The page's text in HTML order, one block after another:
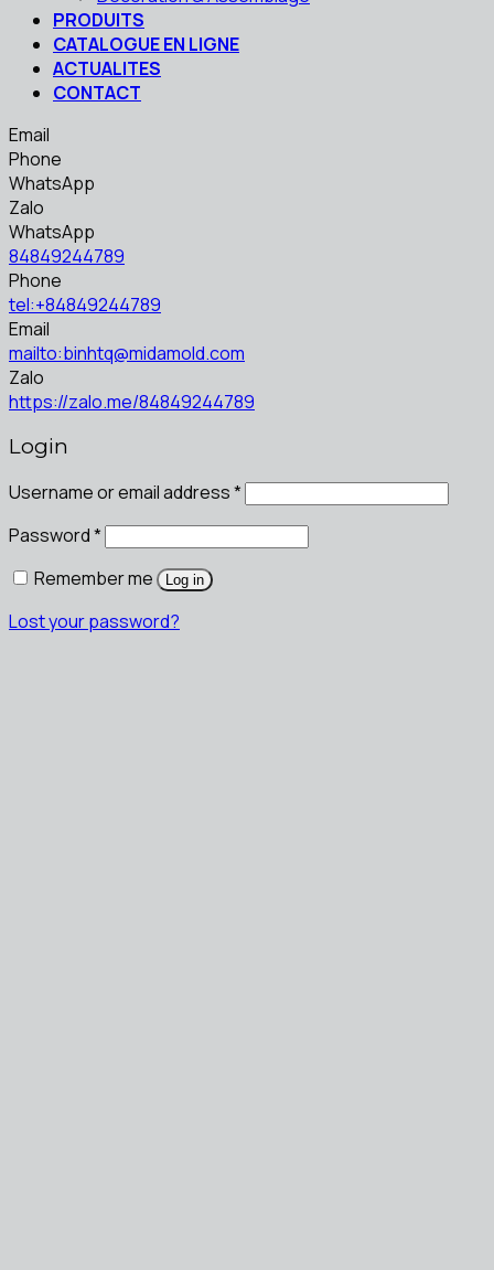
PRODUITS
CATALOGUE EN LIGNE
ACTUALITES
CONTACT
Email
Phone
WhatsApp
Zalo
WhatsApp
84849244789
Phone
tel:+84849244789
Email
mailto:binhtq@midamold.com
Zalo
https://zalo.me/84849244789
Login
Username or email address*
Password*
Remember me
Log in
Lost your password?